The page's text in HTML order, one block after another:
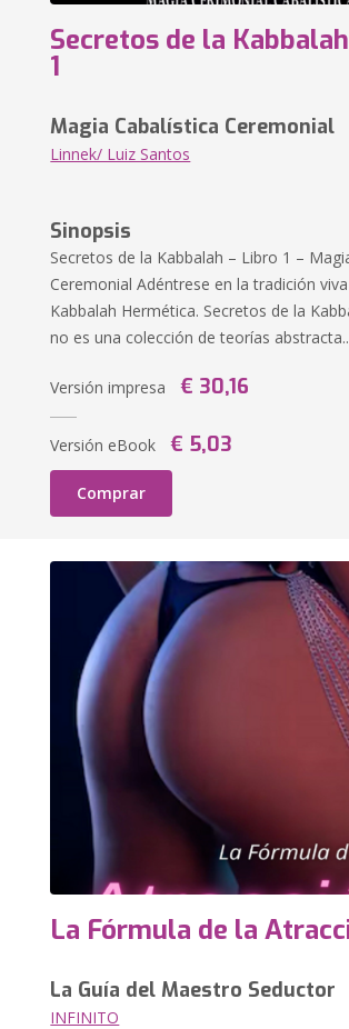
Secretos de la
1
Magia Cabalística Ceremonial
Linnek/ Luiz Santos
Sinopsis
Secretos de la Kabbalah – Libro 1 –
Ceremonial Adéntrese en la tradición
Kabbalah Hermética. Secretos de la
no es una colección de teorías
Versión impresa € 30,16
Versión eBook € 5,03
Comprar
La Fórmula de la
La Guía del Maestro Seductor
INFINITO